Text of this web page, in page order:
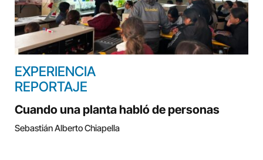
EXPERIENCIA
REPORTAJE
Cuando una planta habló de personas
Sebastián Alberto Chiapella